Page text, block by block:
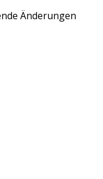
Änderungen